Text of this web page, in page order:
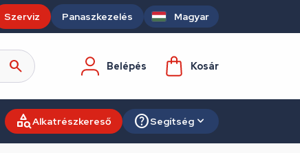
Szerviz Panaszkezelés Magyar
Belépés Kosár
Alkatrészkereső Segítség